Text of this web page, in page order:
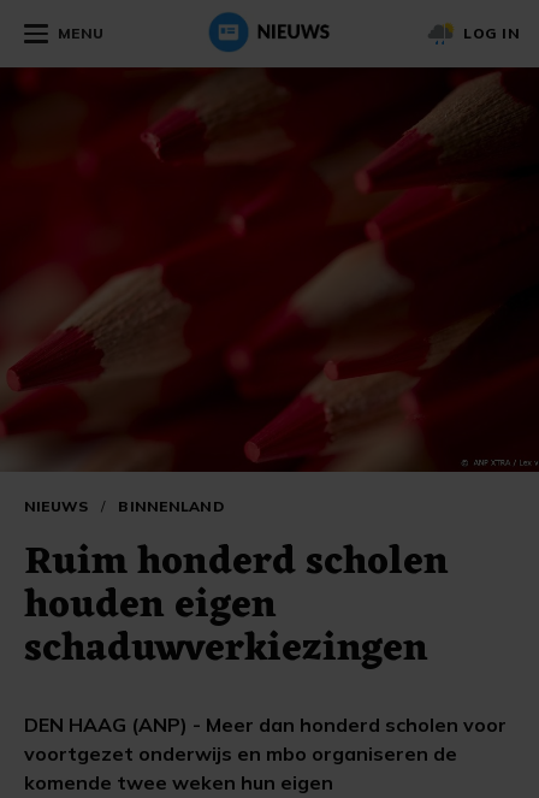
MENU LOG IN
NIEUWS / BINNENLAND
Ruim honderd scholen
houden eigen
schaduwverkiezingen
DEN HAAG (ANP) - Meer dan honderd scholen voor
voortgezet onderwijs en mbo organiseren de
komende twee weken hun eigen